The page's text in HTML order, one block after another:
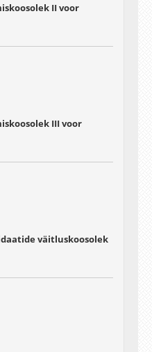
II voor
III voor
väitluskoosolek